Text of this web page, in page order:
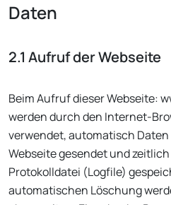
Daten
2.1 Aufruf der Webseite
Beim Aufruf dieser Webseite:
werden durch den Internet-
verwendet, automatisch Daten
Webseite gesendet und
Protokolldatei (Logfile)
automatischen Löschung